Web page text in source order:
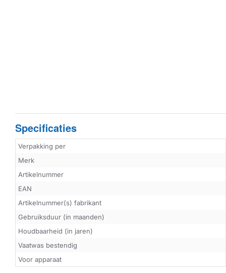
Specificaties
Verpakking per
Merk
Artikelnummer
EAN
Artikelnummer(s) fabrikant
Gebruiksduur (in maanden)
Houdbaarheid (in jaren)
Vaatwas bestendig
Voor apparaat